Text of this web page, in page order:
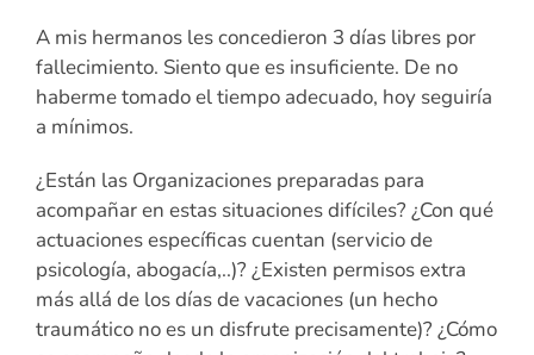
A mis hermanos les concedieron 3 días libres por
fallecimiento. Siento que es insuficiente. De no
haberme tomado el tiempo adecuado, hoy seguiría
a mínimos.
¿Están las Organizaciones preparadas para
acompañar en estas situaciones difíciles? ¿Con qué
actuaciones específicas cuentan (servicio de
psicología, abogacía,..)? ¿Existen permisos extra
más allá de los días de vacaciones (un hecho
traumático no es un disfrute precisamente)? ¿Cómo